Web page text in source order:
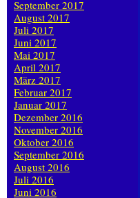
September 2017
August 2017
Juli 2017
Juni 2017
Mai 2017
April 2017
März 2017
Februar 2017
Januar 2017
Dezember 2016
November 2016
Oktober 2016
September 2016
August 2016
Juli 2016
Juni 2016